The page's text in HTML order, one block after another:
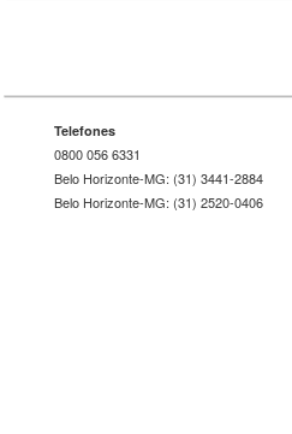
Telefones
0800 056 6331
Belo Horizonte-MG: (31) 3441-2884
Belo Horizonte-MG: (31) 2520-0406